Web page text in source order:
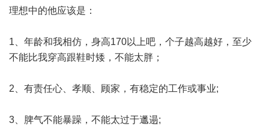
理想中的他应该是：
1、年龄和我相仿，身高170以上吧，个子越高越好，至少
不能比我穿高跟鞋时矮，不能太胖；
2、有责任心、孝顺、顾家，有稳定的工作或事业;
3、脾气不能暴躁，不能太过于邋遢;